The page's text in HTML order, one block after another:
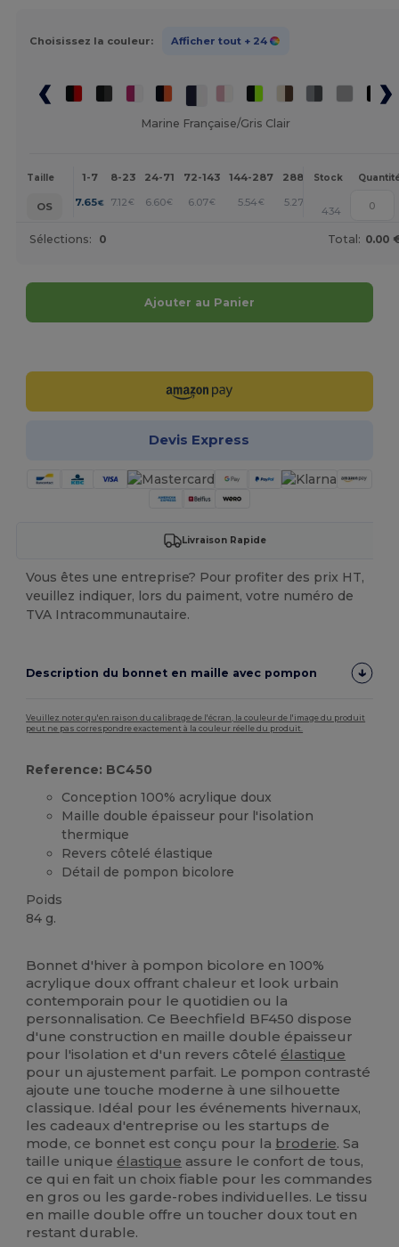
Choisissez la couleur: Afficher tout + 24
Marine Française/Gris Clair
Taille 1-7 8-23 24-71 72-143 144-287 288 + Plus
Stock
OS 7.65€ 7.12 € 6.60€ 6.07€ 5.54€ 5.27 +
434
Sélections: 0 Total: 0.00
Ajouter au Panier
Devis Express
Livraison Rapide
Vous êtes une entreprise? Pour profiter des prix HT,
veuillez indiquer, lors du paiment, votre numéro de
TVA Intracommunautaire.
Description du bonnet en maille avec pompon
Veuillez noter qu'en raison du calibrage de l'écran, la couleur de l'image du produit
peut ne pas correspondre exactement à la couleur réelle du produit.
Reference: BC450
Conception 100% acrylique doux
Maille double épaisseur pour l'isolation
thermique
Revers côtelé élastique
Détail de pompon bicolore
Poids
84 g.
Bonnet d'hiver à pompon bicolore en 100%
acrylique doux offrant chaleur et look urbain
contemporain pour le quotidien ou la
personnalisation. Ce Beechfield BF450 dispose
d'une construction en maille double épaisseur
pour l'isolation et d'un revers côtelé élastique
pour un ajustement parfait. Le pompon contrasté
ajoute une touche moderne à une silhouette
classique. Idéal pour les événements hivernaux,
les cadeaux d'entreprise ou les startups de
mode, ce bonnet est conçu pour la broderie. Sa
taille unique élastique assure le confort de tous,
ce qui en fait un choix fiable pour les commandes
en gros ou les garde-robes individuelles. Le tissu
en maille double offre un toucher doux tout en
restant durable.